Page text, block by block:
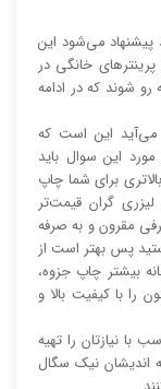
پیشنهاد می‌شود این
خانگی در
شوند که در ادامه
این است که
این سوال باید
برای شما چاپ
گران قیمت‌تر
مقرون و به صرفه
پس بهتر است از
بیشتر چاپ جزوه،
را با کیفیت بالا و
با نیازتان را تهیه
اندیشان نیک سگال